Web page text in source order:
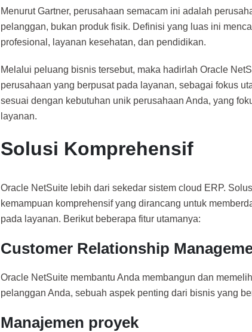
Menurut Gartner, perusahaan semacam ini adalah
pelanggan, bukan produk fisik. Definisi yang luas ini
profesional, layanan kesehatan, dan pendidikan.
Melalui peluang bisnis tersebut, maka hadirlah Oracle
perusahaan yang berpusat pada layanan, sebagai fokus
sesuai dengan kebutuhan unik perusahaan Anda, yang
layanan.
Solusi Komprehensif
Oracle NetSuite lebih dari sekedar sistem cloud ERP.
kemampuan komprehensif yang dirancang untuk
pada layanan. Berikut beberapa fitur utamanya:
Customer Relationship
Oracle NetSuite membantu Anda membangun dan
pelanggan Anda, sebuah aspek penting dari bisnis yang
Manajemen proyek